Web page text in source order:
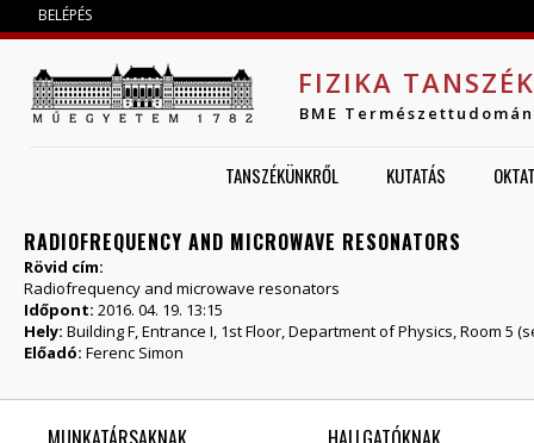
BELÉPÉS
FIZIKA TANSZÉK
BME
TANSZÉKÜNKRŐL KUTATÁS
RADIOFREQUENCY AND MICROWAVE RESONATORS
Rövid cím:
Radiofrequency and microwave resonators
Időpont: 2016. 04. 19. 13:15
Hely: Building F, Entrance I, 1st Floor, Department of Physics, Room 5
Előadó: Ferenc Simon